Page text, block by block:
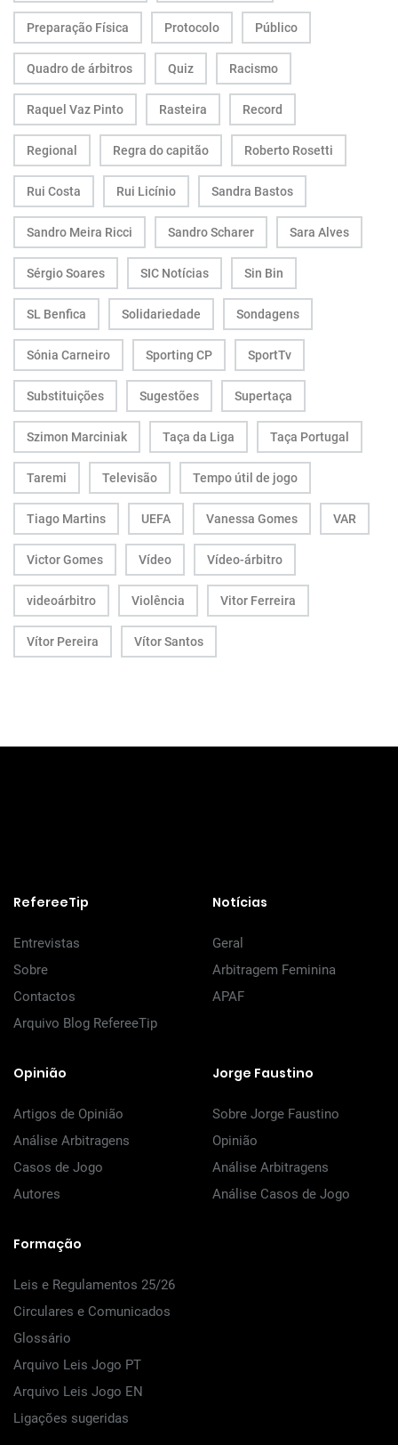
Preparação Física Protocolo Público
Quadro de árbitros Quiz Racismo
Raquel Vaz Pinto Rasteira Record
Regional Regra do capitão Roberto Rosetti
Rui Costa Rui Licínio Sandra Bastos
Sandro Meira Ricci Sandro Scharer Sara Alves
Sérgio Soares SIC Notícias Sin Bin
SL Benfica Solidariedade Sondagens
Sónia Carneiro Sporting CP SportTv
Substituições Sugestões Supertaça
Szimon Marciniak Taça da Liga Taça Portugal
Taremi Televisão Tempo útil de jogo
Tiago Martins UEFA Vanessa Gomes VAR
Victor Gomes Vídeo Vídeo-árbitro
videoárbitro Violência Vitor Ferreira
Vítor Pereira Vítor Santos
RefereeTip
Entrevistas
Sobre
Contactos
Arquivo Blog RefereeTip
Notícias
Geral
Arbitragem Feminina
APAF
Opinião
Artigos de Opinião
Análise Arbitragens
Casos de Jogo
Autores
Jorge Faustino
Sobre Jorge Faustino
Opinião
Análise Arbitragens
Análise Casos de Jogo
Formação
Leis e Regulamentos 25/26
Circulares e Comunicados
Glossário
Arquivo Leis Jogo PT
Arquivo Leis Jogo EN
Ligações sugeridas